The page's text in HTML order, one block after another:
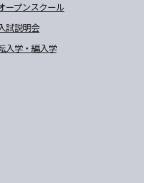
ープンスクール
試説明会
入学・編入学